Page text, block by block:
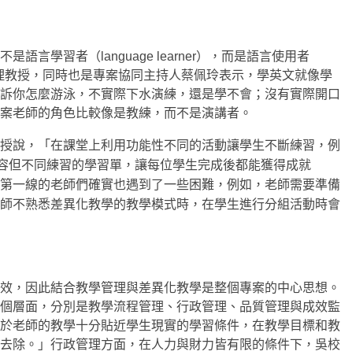
是語言學習者（language learner），而是語言使用者
授，同時也是專案協同主持人蔡佩玲表示，學英文就像學
你怎麼游泳，不實際下水演練，還是學不會；沒有實際開口
老師的角色比較像是教練，而不是演講者。
說，「在課堂上利用功能性不同的活動讓學生不斷練習，例
不同練習的學習單，讓每位學生完成後都能獲得成就
一線的老師們確實也遇到了一些困難，例如，老師需要準備
不熟悉差異化教學的教學模式時，在學生進行分組活動時會
，因此結合教學管理與差異化教學是整個專案的中心思想。
層面，分別是教學流程管理、行政管理、品質管理與成效監
老師的教學十分貼近學生現實的學習條件，在教學目標和教
除。」行政管理方面，在人力與財力皆有限的條件下，吳校